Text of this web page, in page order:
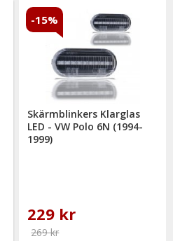
Skärmblinkers Klarglas
LED - VW Polo 6N (1994-
1999)
229 kr
269 kr
-15%